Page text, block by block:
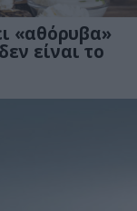
«αθόρυβα»
είναι το